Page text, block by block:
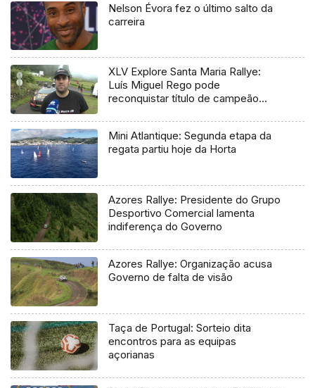
Nelson Évora fez o último salto da
carreira
XLV Explore Santa Maria Rallye:
Luís Miguel Rego pode
reconquistar título de campeão
Mini Atlantique: Segunda etapa da
regata partiu hoje da Horta
Azores Rallye: Presidente do Grupo
Desportivo Comercial lamenta
indiferença do Governo
Azores Rallye: Organização acusa
Governo de falta de visão
Taça de Portugal: Sorteio dita
encontros para as equipas
açorianas